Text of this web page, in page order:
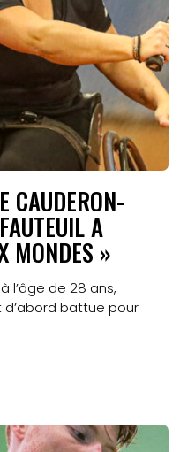
CAUDERON-
A
MONDES »
l’âge de 28 ans,
d’abord battue pour